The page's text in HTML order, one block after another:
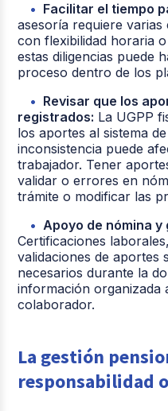
Facilitar el tiempo
asesoría requiere
con flexibilidad horaria
estas diligencias puede
proceso dentro de los
Revisar que los
registrados: La UGPP
los aportes al sistema
inconsistencia puede
trabajador. Tener
validar o errores en
trámite o modificar las
Apoyo de nómina
Certificaciones
validaciones de aportes
necesarios durante la
información organizada
colaborador.
La gestión
responsabilidad